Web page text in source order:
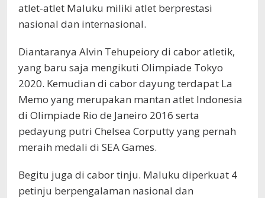
atlet-atlet Maluku miliki atlet berprestasi
nasional dan internasional.
Diantaranya Alvin Tehupeiory di cabor atletik,
yang baru saja mengikuti Olimpiade Tokyo
2020. Kemudian di cabor dayung terdapat La
Memo yang merupakan mantan atlet Indonesia
di Olimpiade Rio de Janeiro 2016 serta
pedayung putri Chelsea Corputty yang pernah
meraih medali di SEA Games.
Begitu juga di cabor tinju. Maluku diperkuat 4
petinju berpengalaman nasional dan